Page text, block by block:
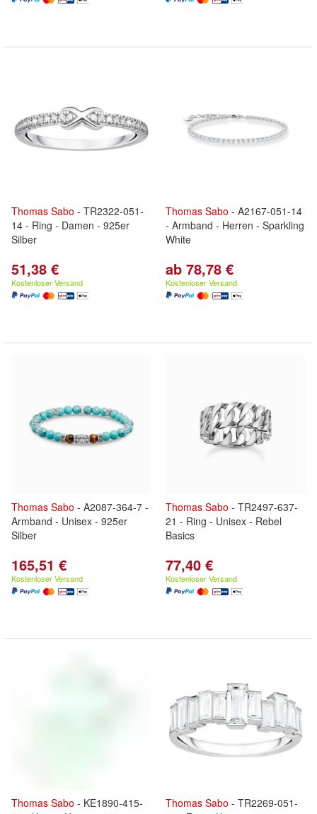
Thomas Sabo - TR2322-051-
14 - Ring - Damen - 925er
Silber
51,38 €
Kostenloser Versand
Thomas Sabo - A2167-051-14
- Armband - Herren - Sparkling
White
ab 78,78 €
Kostenloser Versand
Thomas Sabo - A2087-364-7 -
Armband - Unisex - 925er
Silber
165,51 €
Kostenloser Versand
Thomas Sabo - TR2497-637-
21 - Ring - Unisex - Rebel
Basics
77,40 €
Kostenloser Versand
Thomas Sabo - KE1890-415-
Thomas Sabo - TR2269-051-